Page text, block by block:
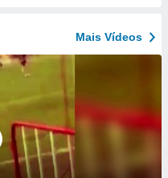
Mais Vídeos